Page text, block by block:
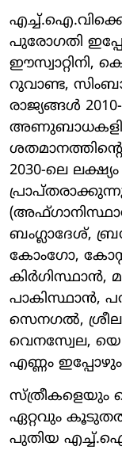
പുരോഗതി
ഈസ്വാറ്റിനി,
റുവാണ്ട,
രാജ്യങ്ങൾ
2030-ലെ
ബംഗ്ലാദേശ്,
കോംഗോ,
പാകിസ്ഥാൻ,
സെനഗൽ,
വെനസ്വേല,
എണ്ണം
സ്ത്രീകളെയും
ഏറ്റവും കൂടുതൽ
പുതിയ